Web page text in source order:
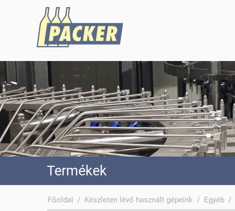
Termékek
Főoldal / Készleten lévő használt gépeink / Egyéb /